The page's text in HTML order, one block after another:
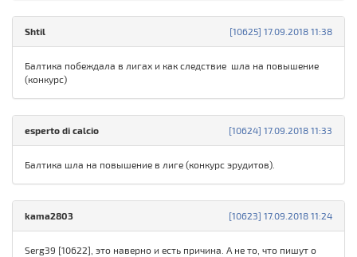
[10625] 17.09.2018 11:38
Shtil
Балтика побеждала в лигах и как следствие шла на повышение
(конкурс)
[10624] 17.09.2018 11:33
esperto di calcio
Балтика шла на повышение в лиге (конкурс эрудитов).
[10623] 17.09.2018 11:24
kama2803
Serg39 [10622], это наверно и есть причина. А не то, что пишут о